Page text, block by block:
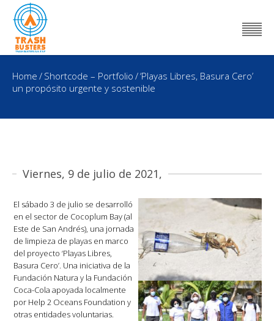
Home / Shortcode – Portfolio /‘Playas Libres, Basura Cero’
un propósito urgente y sostenible
Viernes, 9 de julio de 2021,
El sábado 3 de julio se desarrolló
en el sector de Cocoplum Bay (al
Este de San Andrés), una jornada
de limpieza de playas en marco
del proyecto ‘Playas Libres,
Basura Cero’. Una iniciativa de la
Fundación Natura y la Fundación
Coca-Cola apoyada localmente
por Help 2 Oceans Foundation y
otras entidades voluntarias.